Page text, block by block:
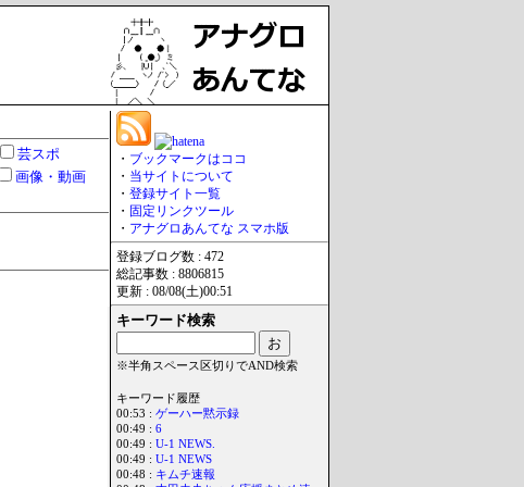
芸スポ
画像・動画
・ ブックマークはココ
・ 当サイトについて
・ 登録サイト一覧
・ 固定リンクツール
・ アナグロあんてな スマホ版
登録ブログ数 : 472
総記事数 : 8806815
更新 : 08/08(土)00:51
キーワード検索
※半角スペース区切りでAND検索
キーワード履歴
00:53 : ゲーハー黙示録
00:49 : 6
00:49 : U-1 NEWS.
00:49 : U-1 NEWS
00:48 : キムチ速報